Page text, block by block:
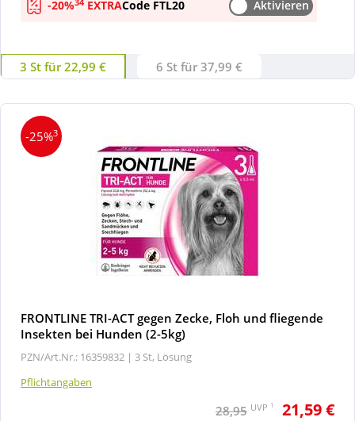
-20%34EXTRACode FTL20 Aktivieren
3 St für 22,99 € 6 St für 37,99 €
-25%3
FRONTLINE TRI-ACT gegen Zecke, Floh und fliegende
Insekten bei Hunden (2-5kg)
PZN/Art.Nr.: 16359832 | 3 St, Lösung
Pflichtangaben
28,95 UVP 1 21,59 €